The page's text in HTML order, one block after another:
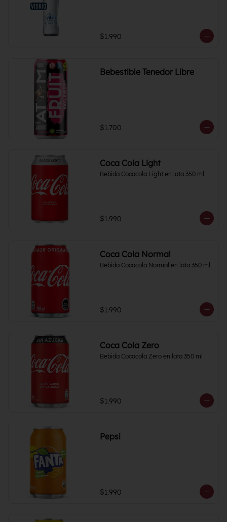
$1.990
Bebestible Tenedor Libre
$1.700
Coca Cola Light
Bebida Cocacola Light en lata 350 ml
$1.990
Coca Cola Normal
Bebida Cocacola Normal en lata 350 ml
$1.990
Coca Cola Zero
Bebida Cocacola Zero en lata 350 ml
$1.990
Pepsi
$1.990